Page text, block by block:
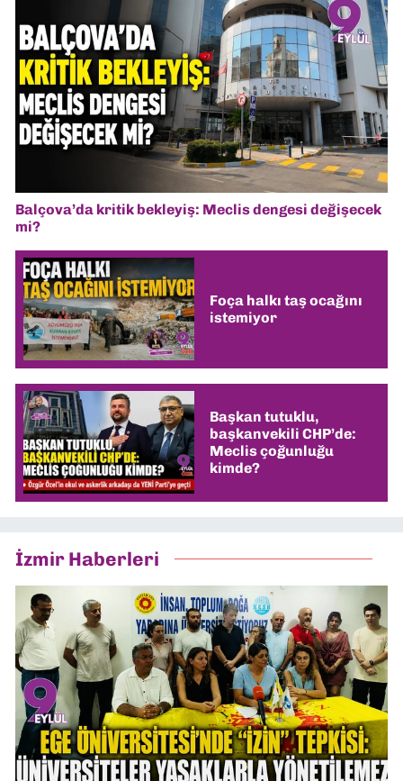
Balçova’da kritik bekleyiş: Meclis dengesi değişecek
mi?
Foça halkı taş ocağını
istemiyor
Başkan tutuklu,
başkanvekili CHP’de:
Meclis çoğunluğu
kimde?
İzmir Haberleri